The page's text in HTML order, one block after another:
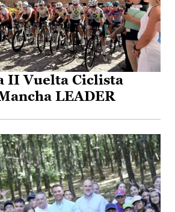
II Vuelta Ciclista
LEADER